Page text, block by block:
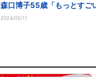
森口博子55歳「もっとすご
2024/05/11